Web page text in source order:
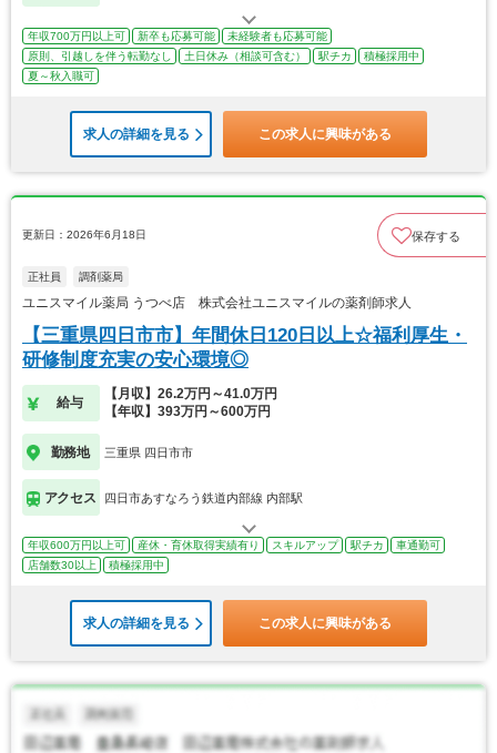
年収700万円以上可 新卒も応募可能
未経験者も応募可能
原則、引越しを伴う転勤なし
土日休み（相談可含む） 駅チカ
積極採用中
夏～秋入職可
求人の詳細を見る この求人に興味がある
更新日：2026年6月18日 保存する
正社員 調剤薬局
ユニスマイル薬局 うつべ店 株式会社ユニスマイルの薬剤師求人
【三重県四日市市】年間休日120日以上☆福利厚生・
研修制度充実の安心環境◎
給与
【月収】26.2万円～41.0万円
【年収】393万円～600万円
勤務地 三重県 四日市市
アクセス 四日市あすなろう鉄道内部線 内部駅
年収600万円以上可 産休・育休取得実績有り スキルアップ 駅チカ
車通勤可
店舗数30以上
積極採用中
求人の詳細を見る この求人に興味がある